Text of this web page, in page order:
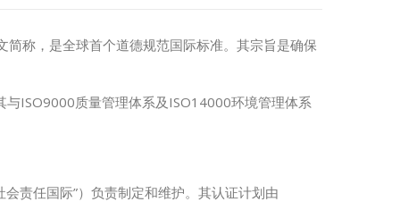
简称，是全球首个道德规范国际标准。其宗旨是确保
ISO9000质量管理体系及ISO14000环境管理体系
责任国际”）负责制定和维护。其认证计划由